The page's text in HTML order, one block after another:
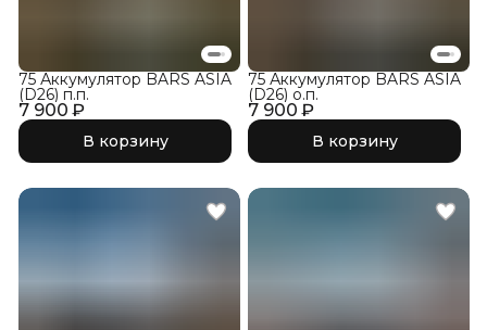
7 900 ₽
75 Аккумулятор BARS ASIA
(D26) п.п.
В корзину
7 900 ₽
75 Аккумулятор BARS ASIA
(D26) о.п.
В корзину